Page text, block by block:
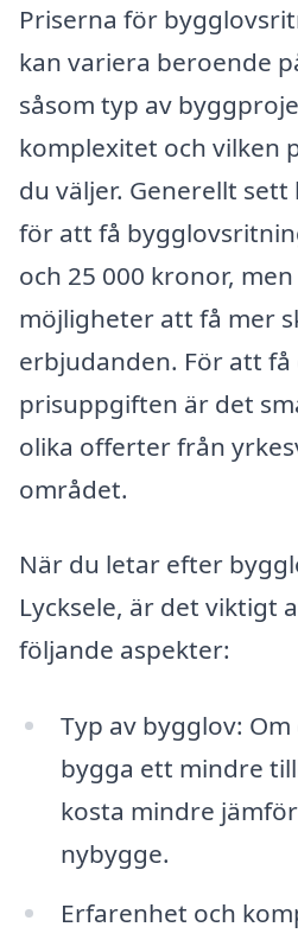
Priserna för
kan variera beroende
såsom typ av
komplexitet och vilken
du väljer. Generellt
för att få
och 25 000 kronor,
möjligheter att få mer
erbjudanden. För att få
prisuppgiften är det
olika offerter från
området.
När du letar efter
Lycksele, är det viktigt
följande aspekter:
Typ av bygglov:
bygga ett mindre
kosta mindre
nybygge.
Erfarenhet och